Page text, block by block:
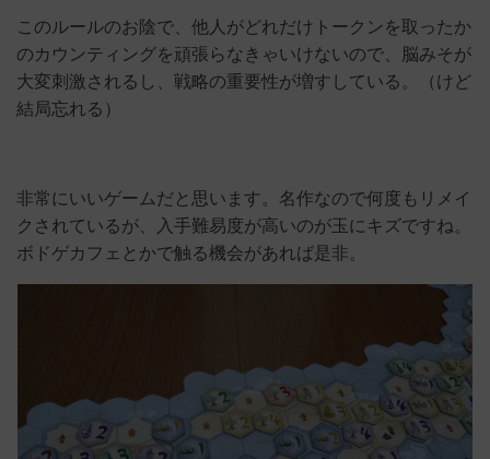
このルールのお陰で、他人がどれだけトークンを取ったか
のカウンティングを頑張らなきゃいけないので、脳みそが
大変刺激されるし、戦略の重要性が増すしている。（けど
結局忘れる）
非常にいいゲームだと思います。名作なので何度もリメイ
クされているが、入手難易度が高いのが玉にキズですね。
ボドゲカフェとかで触る機会があれば是非。